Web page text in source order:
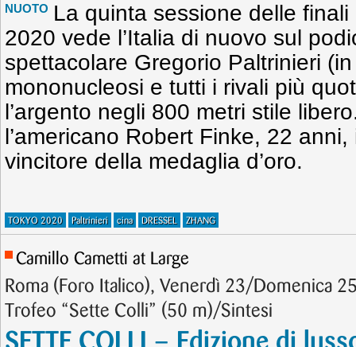
NUOTO La quinta sessione delle finali
2020 vede l’Italia di nuovo sul
spettacolare Gregorio Paltrinieri
mononucleosi e tutti i rivali più
l’argento negli 800 metri stile
l’americano Robert Finke, 22
vincitore della medaglia d’oro.
TOKYO 2020 Paltrinieri cina DRESSEL ZHANG
Camillo Cametti at Large
Roma (Foro Italico), Venerdì 23/Domenica
Trofeo “Sette Colli” (50 m)/Sintesi